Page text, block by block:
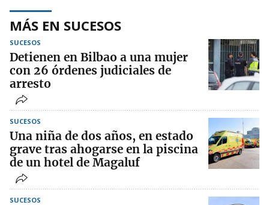
MÁS EN SUCESOS
SUCESOS
Detienen en Bilbao a una mujer
con 26 órdenes judiciales de
arresto
SUCESOS
Una niña de dos años, en estado
grave tras ahogarse en la piscina
de un hotel de Magaluf
SUCESOS